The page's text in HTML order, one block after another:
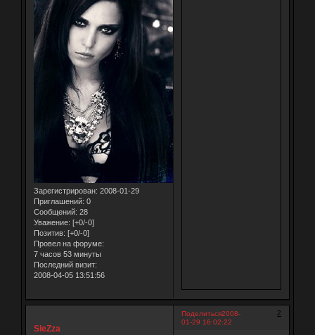
Зарегистрирован: 2008-01-29
Приглашений: 0
Сообщений: 28
Уважение: [+0/-0]
Позитив: [+0/-0]
Провел на форуме:
7 часов 53 минуты
Последний визит:
2008-04-05 13:51:56
Поделиться 2
2008-
01-29 16:02:22
SleZza